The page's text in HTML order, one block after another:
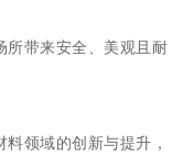
所带来安全、美观且耐
领域的创新与提升，